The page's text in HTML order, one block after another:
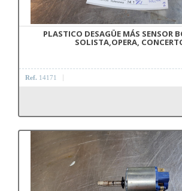
PLASTICO DESAGÜE MÁS SENSOR
SOLISTA,OPERA,
Ref. 14171
Añadir a la cesta